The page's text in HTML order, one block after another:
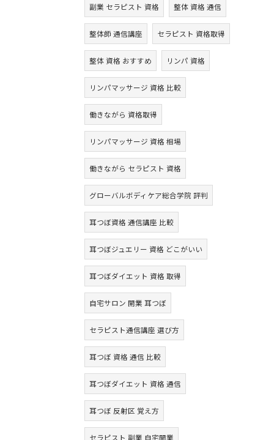
副業 セラピスト 資格 整体 資格 通信
整体師 通信講座 セラピスト 資格取得
整体 資格 おすすめ リンパ 資格
リンパマッサージ 資格 比較
働きながら 資格取得
リンパマッサージ 資格 相場
働きながら セラピスト 資格
グローバルボディケア総合学院 評判
耳つぼ資格 通信講座 比較
耳つぼジュエリー 資格 どこがいい
耳つぼダイエット 資格 取得
自宅サロン 開業 耳つぼ
セラピスト通信講座 選び方
耳つぼ 資格 通信 比較
耳つぼダイエット 資格 通信
耳つぼ 反射区 覚え方
セラピスト 副業 自宅開業